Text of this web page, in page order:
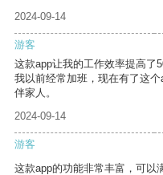
2024-09-14
游客
这款app让我的工作效率提高了
我以前经常加班，现在有了这
伴家人。
2024-09-14
游客
这款app的功能非常丰富，可以